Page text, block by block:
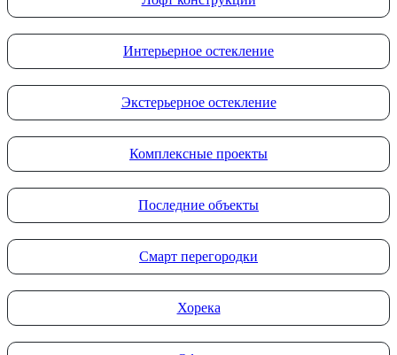
Интерьерное остекление
Экстерьерное остекление
Комплексные проекты
Последние объекты
Смарт перегородки
Хорека